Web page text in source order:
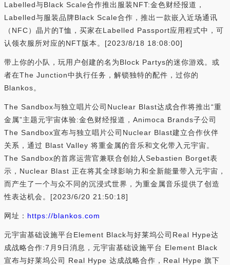
Labelled与Black Scale合作推出服装NFT:金色财经报道，
Labelled与服装品牌Black Scale合作，推出一款嵌入近场通讯
（NFC）晶片的T恤，买家在Labelled Passport应用程式中，可
认领衣服所对应的NFT版本。[2023/8/18 18:08:00]
带上你的小队，玩用户创建的名为Block Partys的迷你游戏。或
者在The Junction中执行任务，解锁独特的配件，过你的
Blankos。
The Sandbox与独立唱片公司Nuclear Blast达成合作将推出“重
金属”主题元宇宙体验:金色财经报道，Animoca Brands子公司
The Sandbox宣布与独立唱片公司Nuclear Blast建立合作伙伴
关系，通过 Blast Valley 将重金属的音乐和文化带入元宇宙。
The Sandbox的首席运营官兼联合创始人Sebastien Borget表
示，Nuclear Blast 正在将其全球影响力和全新能量带入元宇宙，
而产生了一个与众不同的沉浸式世界，为重金属音乐提供了创造
性表达机会。[2023/6/20 21:50:18]
网址： https://blankos.com
元宇宙基础设施平台Element Black与好莱坞公司Real Hype达
成战略合作:7月9日消息，元宇宙基础设施平台 Element Black
宣布与好莱坞公司 Real Hype 达成战略合作，Real Hype 旗下